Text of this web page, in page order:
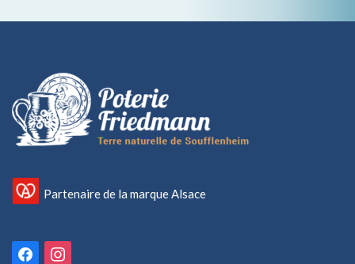
Partenaire de la marque Alsace
facebookinstagram